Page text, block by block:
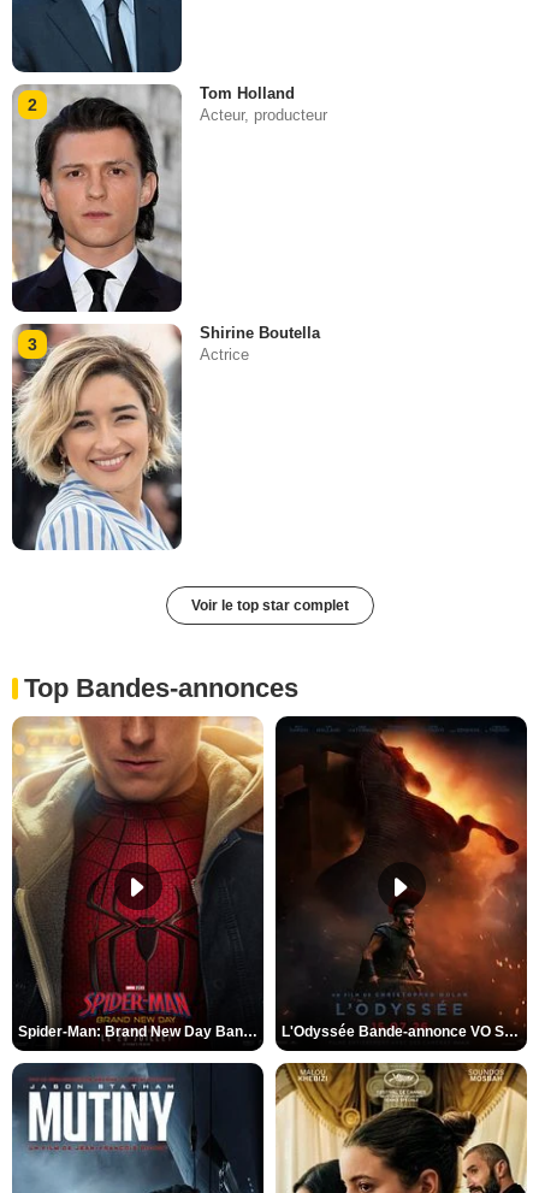
2
Tom Holland
Acteur, producteur
3
Shirine Boutella
Actrice
Voir le top star complet
Top Bandes-annonces
Spider-Man: Brand New Day Bande-annonce VO STFR L'Odyssée Bande-annonce VO STFR